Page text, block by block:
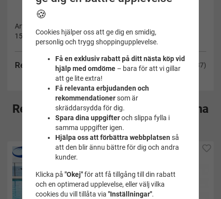
Recensioner (37)
Artikelnummer:
1500011128500A-46
Rekommenderade tillbehör till denna
produkt
🍪
Cookies hjälper oss att ge dig en smidig,
personlig och trygg shoppingupplevelse.
Få en exklusiv rabatt på ditt nästa köp vid
hjälp med omdöme– bara för att vi gillar
att ge lite extra!
Få relevanta erbjudanden och
rekommendationersom är
skräddarsydda för dig.
Spara dina uppgifteroch slippa fylla i
samma uppgifter igen.
Hjälpa oss att förbättra webbplatsen så
att den blir ännu bättre för dig och andra
kunder.
Klicka på "Okej"för att få tillgång till din rabatt
och en optimerad upplevelse, eller välj vilka
cookies du vill tillåta via "Inställningar".